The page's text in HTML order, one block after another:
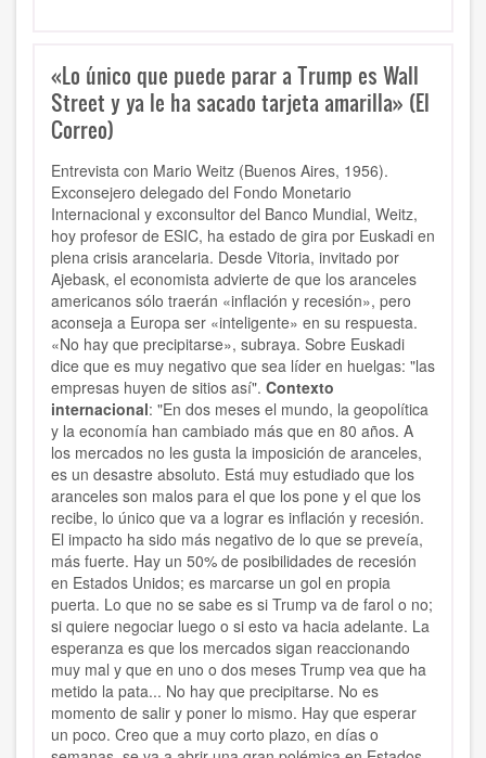
«Lo único que puede parar a Trump es Wall
Street y ya le ha sacado tarjeta amarilla» (El
Correo)
Entrevista con Mario Weitz (Buenos Aires, 1956).
Exconsejero delegado del Fondo Monetario
Internacional y exconsultor del Banco Mundial, Weitz,
hoy profesor de ESIC, ha estado de gira por Euskadi en
plena crisis arancelaria. Desde Vitoria, invitado por
Ajebask, el economista advierte de que los aranceles
americanos sólo traerán «inflación y recesión», pero
aconseja a Europa ser «inteligente» en su respuesta.
«No hay que precipitarse», subraya. Sobre Euskadi
dice que es muy negativo que sea líder en huelgas: "las
empresas huyen de sitios así". Contexto
internacional: "En dos meses el mundo, la geopolítica
y la economía han cambiado más que en 80 años. A
los mercados no les gusta la imposición de aranceles,
es un desastre absoluto. Está muy estudiado que los
aranceles son malos para el que los pone y el que los
recibe, lo único que va a lograr es inflación y recesión.
El impacto ha sido más negativo de lo que se preveía,
más fuerte. Hay un 50% de posibilidades de recesión
en Estados Unidos; es marcarse un gol en propia
puerta. Lo que no se sabe es si Trump va de farol o no;
si quiere negociar luego o si esto va hacia adelante. La
esperanza es que los mercados sigan reaccionando
muy mal y que en uno o dos meses Trump vea que ha
metido la pata... No hay que precipitarse. No es
momento de salir y poner lo mismo. Hay que esperar
un poco. Creo que a muy corto plazo, en días o